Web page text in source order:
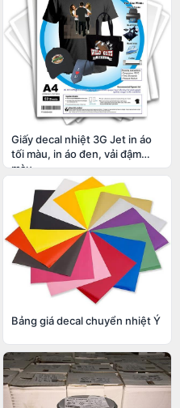
Giấy decal nhiệt 3G Jet in áo
tối màu, in áo đen, vải đậm
màu
Bảng giá decal chuyển nhiệt Ý